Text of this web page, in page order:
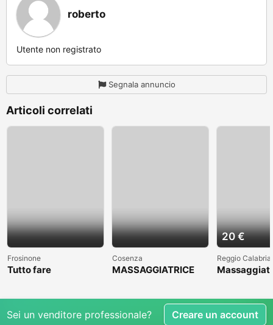
roberto
Utente non registrato
Segnala annuncio
Articoli correlati
Frosinone
Tutto fare
Cosenza
MASSAGGIATRICE
20 €
Reggio Calabria
Sei un venditore professionale? Creare un account